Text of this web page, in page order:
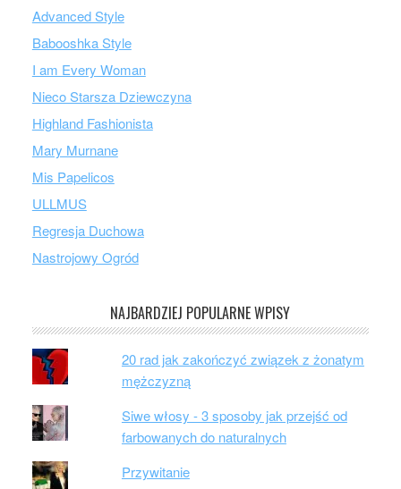
Advanced Style
Babooshka Style
I am Every Woman
Nieco Starsza Dziewczyna
Highland Fashionista
Mary Murnane
Mis Papelicos
ULLMUS
Regresja Duchowa
Nastrojowy Ogród
NAJBARDZIEJ POPULARNE WPISY
20 rad jak zakończyć związek z żonatym
mężczyzną
Siwe włosy - 3 sposoby jak przejść od
farbowanych do naturalnych
Przywitanie